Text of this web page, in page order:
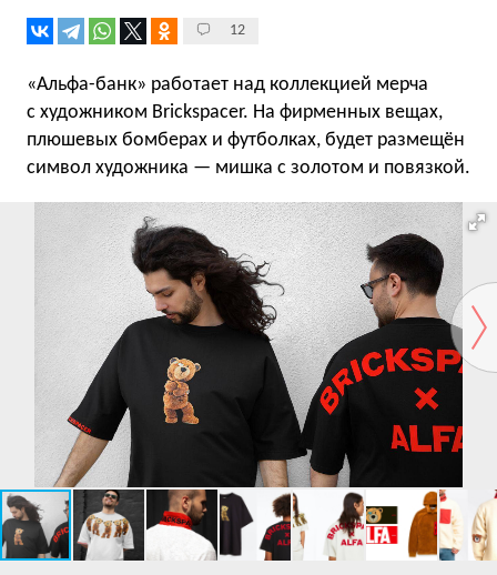
12
«Альфа-банк» работает над коллекцией мерча
с художником Brickspacer. На фирменных вещах,
плюшевых бомберах и футболках, будет размещён
символ художника — мишка с золотом и повязкой.